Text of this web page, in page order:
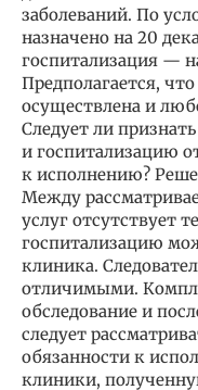
заболеваний. По
назначено на 20
госпитализация —
Предполагается,
осуществлена и
Следует ли
и госпитализацию
к исполнению?
Между
услуг отсутствует
госпитализацию
клиника.
отличимыми.
обследование и
следует
обязанности к
клиники,